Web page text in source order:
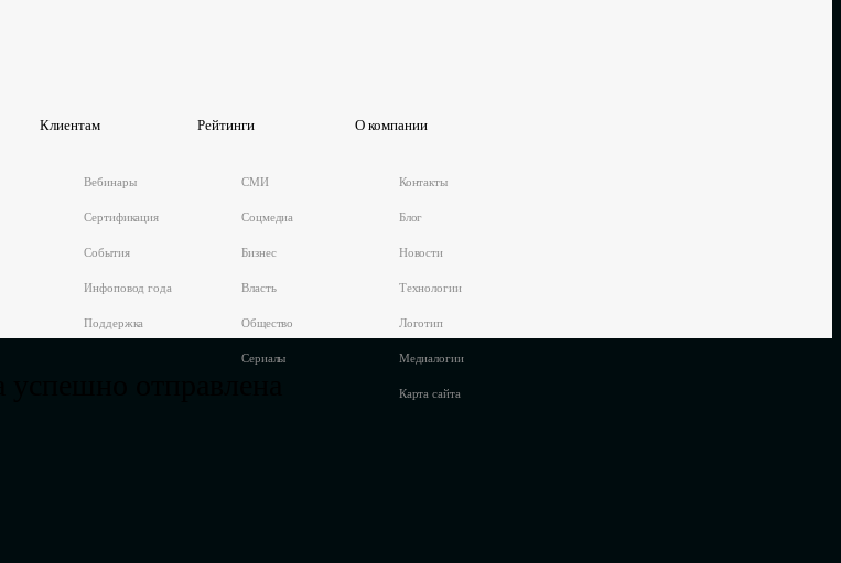
Клиентам
Вебинары
Сертификация
События
Инфоповод года
Поддержка
Рейтинги
СМИ
Соцмедиа
Бизнес
Власть
Общество
Сериалы
О компании
Контакты
Блог
Новости
Технологии
Логотип
Медиалогии
Карта сайта